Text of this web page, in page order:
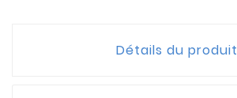
Détails du produit